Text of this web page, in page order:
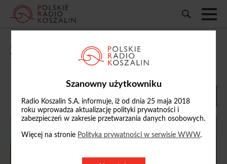
Szanowny użytkowniku
Radio Koszalin S.A. informuje, iż od dnia 25 maja 2018
roku wprowadza aktualizację polityki prywatności i
zabezpieczeń w zakresie przetwarzania danych osobowych.
Więcej na stronie Polityka prywatności w serwisie WWW.
„Po słowie”: m.in. o oddanej do użytku ul.
Zwycięstwa